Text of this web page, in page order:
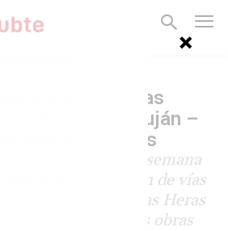
comienzan las
de vías Luján –
Heras – Lobos
informó que esta semana
de renovación de vías
- Mercedes y Las Heras
Sarmiento. Ambas obras